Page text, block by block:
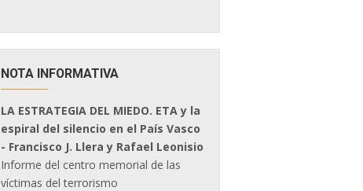
NOTA INFORMATIVA
LA ESTRATEGIA DEL MIEDO. ETA y la
espiral del silencio en el País Vasco
- Francisco J. Llera y Rafael Leonisio
Informe del centro memorial de las
víctimas del terrorismo